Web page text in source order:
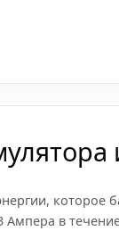
которое
в